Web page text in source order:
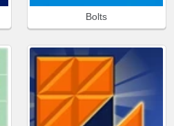
Bolts